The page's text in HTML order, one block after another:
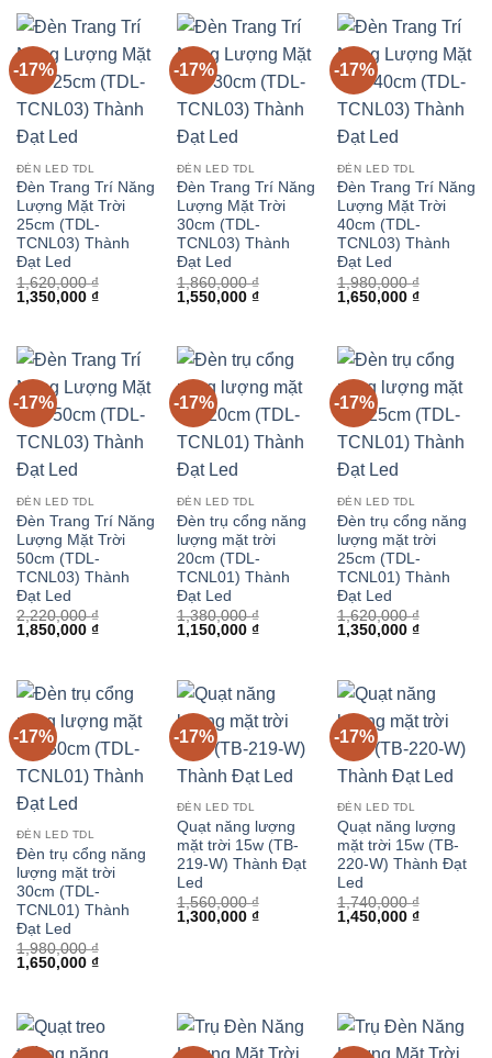
1,370,000 ₫.
1,370,000 ₫.
2,300,000
-17%
ĐÈN LED TDL
Đèn Trang Trí Năng
Lượng Mặt Trời
25cm (TDL-
TCNL03) Thành
Đạt Led
1,620,000₫
Giá
1,350,000 ₫Giá
1,350,000 ₫.
-17%
ĐÈN LED TDL
Đèn Trang Trí Năng
Lượng Mặt Trời
30cm (TDL-
TCNL03) Thành
Đạt Led
1,860,000₫
Giá
1,550,000 ₫Giá
1,550,000 ₫.
-17%
ĐÈN LED TDL
Đèn Trang Trí Năng
Lượng Mặt Trời
40cm (TDL-
TCNL03) Thành
Đạt Led
1,980,000₫
Giá
1,650,000 ₫Giá
1,650,000
-17%
ĐÈN LED TDL
Đèn Trang Trí Năng
Lượng Mặt Trời
50cm (TDL-
TCNL03) Thành
Đạt Led
2,220,000₫
Giá
1,850,000 ₫Giá
1,850,000 ₫.
-17%
ĐÈN LED TDL
Đèn trụ cổng năng
lượng mặt trời
20cm (TDL-
TCNL01) Thành
Đạt Led
1,380,000₫
Giá
1,150,000 ₫Giá
1,150,000 ₫.
-17%
ĐÈN LED TDL
Đèn trụ cổng năng
lượng mặt trời
25cm (TDL-
TCNL01) Thành
Đạt Led
1,620,000₫
Giá
1,350,000 ₫Giá
1,350,000
-17%
ĐÈN LED TDL
Đèn trụ cổng năng
lượng mặt trời
30cm (TDL-
TCNL01) Thành
Đạt Led
1,980,000₫
Giá
1,650,000 ₫Giá
1,650,000 ₫.
-17%
ĐÈN LED TDL
Quạt năng lượng
mặt trời 15w (TB-
219-W) Thành Đạt
Led
1,560,000₫
Giá
1,300,000 ₫Giá
-17%
ĐÈN LED TDL
Quạt năng lượng
mặt trời 15w (TB-
220-W) Thành Đạt
Led
1,740,000₫
Giá
1,450,000 ₫Giá